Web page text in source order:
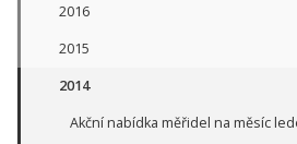
2016
2015
2014
Akční nabídka měřidel na měsíc